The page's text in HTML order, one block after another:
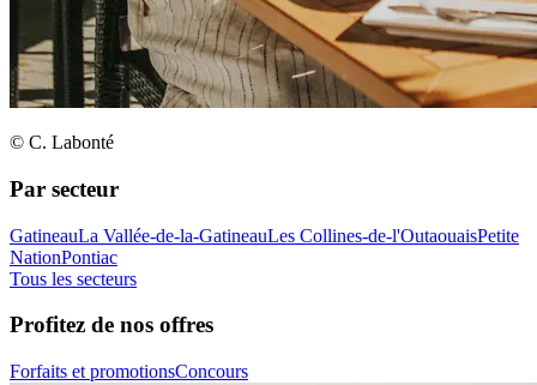
© C. Labonté
Par secteur
GatineauLa Vallée-de-la-GatineauLes Collines-de-l'OutaouaisPetite
NationPontiac
Tous les secteurs
Profitez de nos offres
Forfaits et promotionsConcours